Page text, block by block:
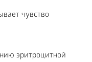
чувство
эритроцитной